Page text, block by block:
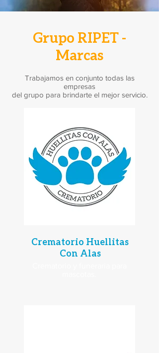
Grupo RIPET -
Marcas
Trabajamos en conjunto todas las
empresas
del grupo para brindarte el mejor servicio.
Crematorio Huellitas
Con Alas